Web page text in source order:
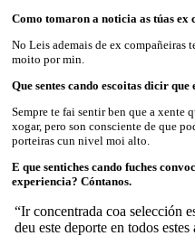
Como tomaron a noticia as túas ex
No Leis ademais de ex compañeiras
moito por min.
Que sentes cando escoitas dicir
Sempre te fai sentir ben que a xente
xogar, pero son consciente de que
porteiras cun nivel moi alto.
E que sentiches cando fuches
experiencia? Cóntanos.
“Ir concentrada coa selección
deu este deporte en todos estes